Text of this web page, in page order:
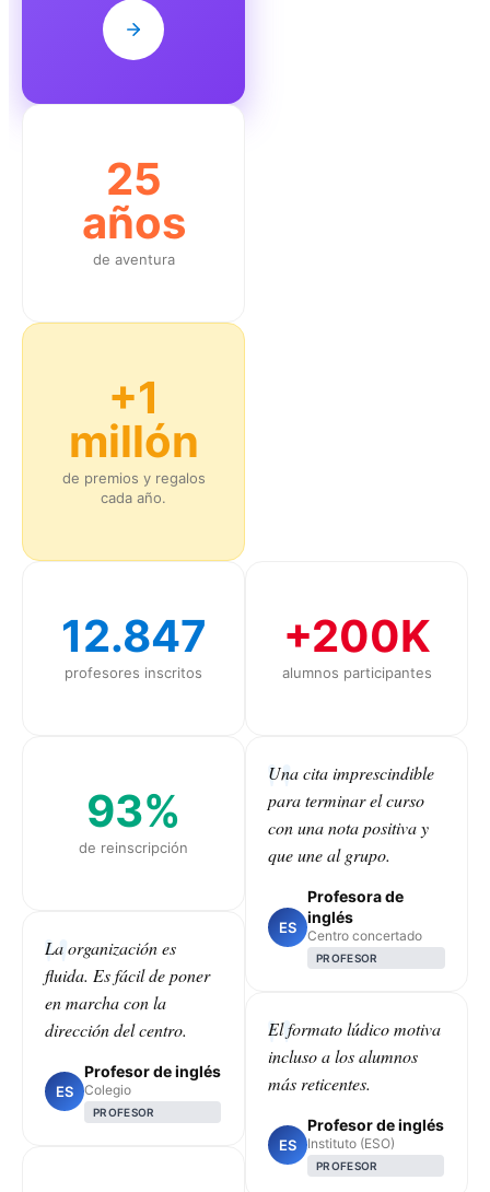
25
años
de aventura
+1
millón
de premios y regalos
cada año.
12.847
profesores inscritos
93%
de reinscripción
La organización es
fluida. Es fácil de poner
en marcha con la
dirección del centro.
ES
Profesor de inglés
Colegio
PROFESOR
+200K
alumnos participantes
Una cita imprescindible
para terminar el curso
con una nota positiva y
que une al grupo.
ES
Profesora de
inglés
Centro concertado
PROFESOR
El formato lúdico motiva
incluso a los alumnos
más reticentes.
ES
Profesor de inglés
Instituto (ESO)
PROFESOR